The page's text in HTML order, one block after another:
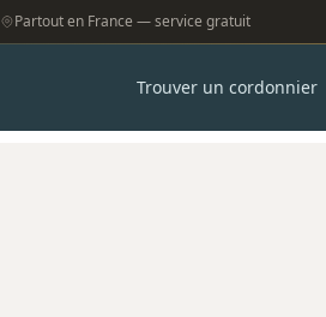
Partout en France — service gratuit
Trouver un cordonnier